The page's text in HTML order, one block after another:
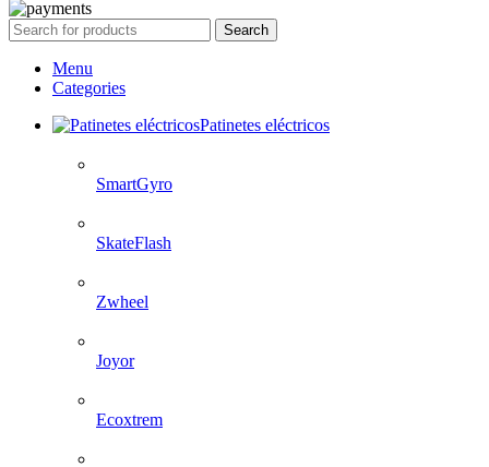
Search
Menu
Categories
Patinetes eléctricos
SmartGyro
SkateFlash
Zwheel
Joyor
Ecoxtrem